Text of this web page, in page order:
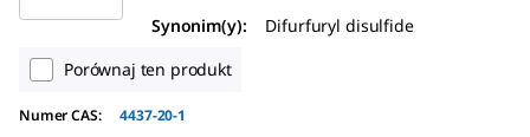
Synonim(y):
Difurfuryl disulfide
Porównaj ten produkt
Numer CAS: 4437-20-1